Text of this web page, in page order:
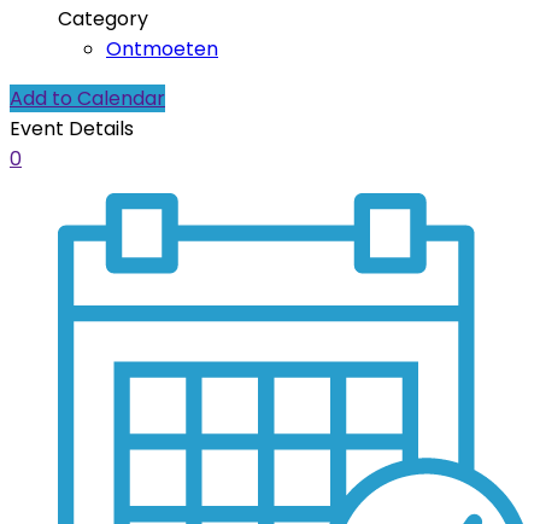
Category
Ontmoeten
Add to Calendar
Event Details
0